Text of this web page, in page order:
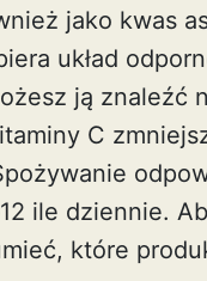
jako kwas
układ
ją
C
ile dziennie.
które